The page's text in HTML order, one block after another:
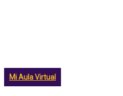
Mi Aula Virtual